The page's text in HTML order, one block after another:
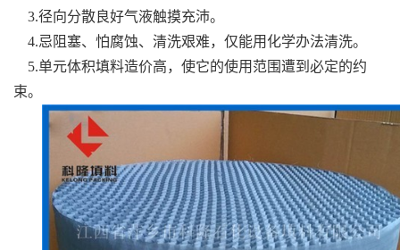
书
荣
誉
3.径向分散良好气液触摸充沛。
4.忌阻塞、怕腐蚀、清洗艰难，仅能用化学办法清洗。
5.单元体积填料造价高，使它的使用范围遭到必定的约
束。